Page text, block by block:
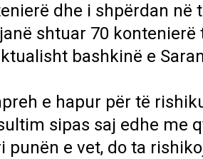
dhe i shpërdan në
shtuar 70
bashkinë e
e hapur për të
sipas saj edhe me
punën e vet, do ta